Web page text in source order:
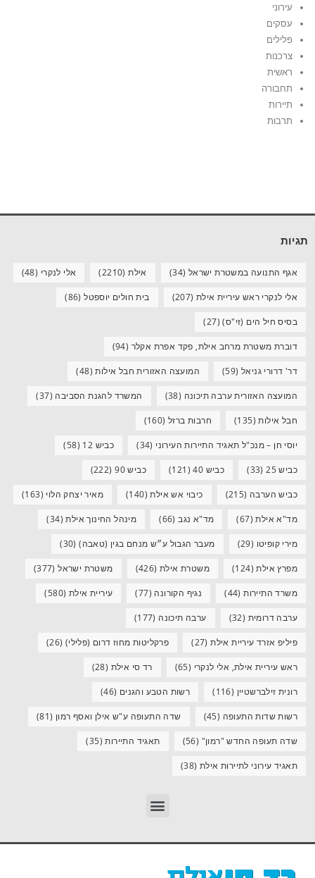
עירוני
עסקים
פלילים
צרכנות
ראשית
תחבורה
תיירות
תרבות
תגיות
אגף התנועה במשטרת ישראל (34) אילת(2210) אלי לנקרי (48)
אלי לנקרי ראש עיריית אילת (207) בית חולים יוספטל(86)
בסיס חיל הים (זי"ס)(27)
דוברת משטרת מרחב אילת, פקד אפרת אקלר (94)
דר' דרורי גניאל (59) המועצה האזורית חבל אילות(48)
המועצה האזורית ערבה תיכונה (38) המשרד להגנת הסביבה (37)
חבל אילות(135) חרבות ברזל (160)
יוסי חן – מנכ"ל תאגיד התיירות העירוני (34) כביש 12 (58)
כביש 25 (33) כביש 40 (121) כביש 90 (222)
כביש הערבה (215) כיבוי אש אילת(140) מאיר יצחק הלוי (163)
מד"א אילת(67) מד"א נגב(66) מינהל החינוך אילת(34)
מירי קופיטו (29) מעבר הגבול ע״ש מנחם בגין (טאבה)(30)
מפרץ אילת(124) משטרת אילת (426) משטרת ישראל(377)
משרד התיירות(44) נגיף הקורונה (77) עיריית אילת (580)
ערבה דרומית (32) ערבה תיכונה (177)
פיליפ אזרד עיריית אילת(27) פרקליטות מחוז דרום (פלילי) (26)
ראש עיריית אילת, אלי לנקרי (65) רד סי אילת (28)
רונית זילברשטיין (116) רשות הטבע והגנים (46)
רשות שדות התעופה (45) שדה התעופה ע"ש אילן ואסף רמון (81)
שדה תעופה החדש "רמון" (56) תאגיד התיירות(35)
תאגיד עירוני לתיירות אילת (38)